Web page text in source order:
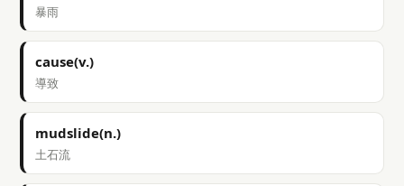
暴雨
cause(v.)
導致
mudslide(n.)
土石流